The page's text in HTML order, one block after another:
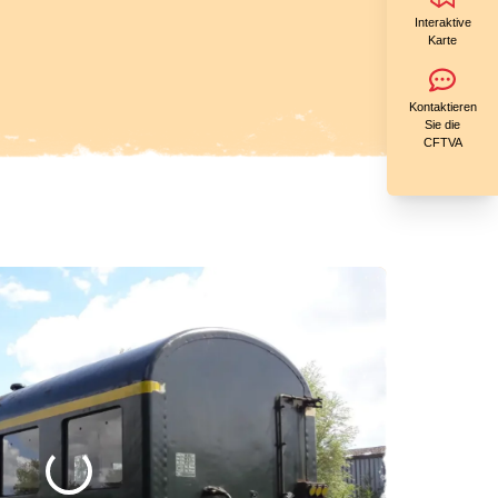
Interaktive
Karte
Kontaktieren
Sie die
CFTVA